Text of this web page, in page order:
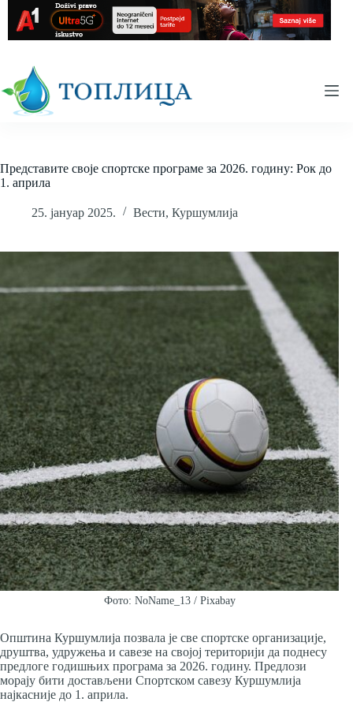
content
Представите своје спортске програме за 2026. годину: Рок до
1. априла
25. јануар 2025. Вести, Куршумлија
Фото: NoName_13 / Pixabay
Општина Куршумлија позвала је све спортске организације,
друштва, удружења и савезе на својој територији да поднесу
предлоге годишњих програма за 2026. годину. Предлози
морају бити достављени Спортском савезу Куршумлија
најкасније до 1. априла.